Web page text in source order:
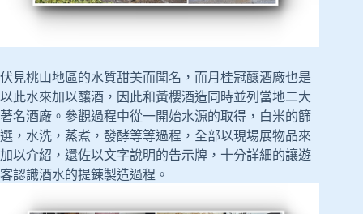
伏見桃山地區的水質甜美而聞名，而月桂冠釀酒廠也是
以此水來加以釀酒，因此和黃櫻酒造同時並列當地二大
著名酒廠。參觀過程中從一開始水源的取得，白米的篩
選，水洗，蒸煮，發酵等等過程，全部以現場展物品來
加以介紹，還佐以文字說明的告示牌，十分詳細的讓遊
客認識酒水的提鍊製造過程。